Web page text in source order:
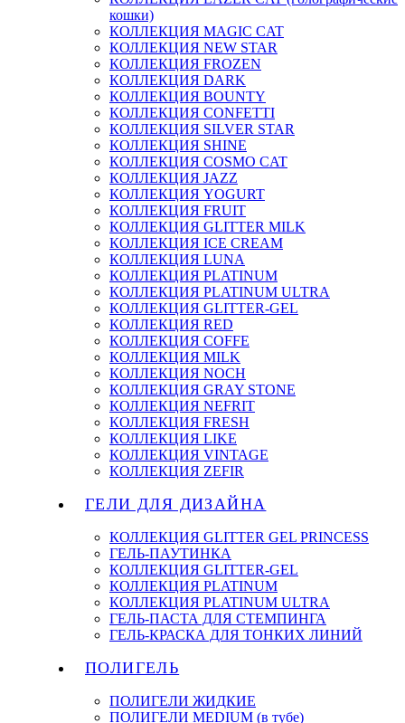
кошки)
КОЛЛЕКЦИЯ MAGIC CAT
КОЛЛЕКЦИЯ NEW STAR
КОЛЛЕКЦИЯ FROZEN
КОЛЛЕКЦИЯ DARK
КОЛЛЕКЦИЯ BOUNTY
КОЛЛЕКЦИЯ CONFETTI
КОЛЛЕКЦИЯ SILVER STAR
КОЛЛЕКЦИЯ SHINE
КОЛЛЕКЦИЯ COSMO CAT
КОЛЛЕКЦИЯ JAZZ
КОЛЛЕКЦИЯ YOGURT
КОЛЛЕКЦИЯ FRUIT
КОЛЛЕКЦИЯ GLITTER MILK
КОЛЛЕКЦИЯ ICE CREAM
КОЛЛЕКЦИЯ LUNA
КОЛЛЕКЦИЯ PLATINUM
КОЛЛЕКЦИЯ PLATINUM ULTRA
КОЛЛЕКЦИЯ GLITTER-GEL
КОЛЛЕКЦИЯ RED
КОЛЛЕКЦИЯ COFFE
КОЛЛЕКЦИЯ MILK
КОЛЛЕКЦИЯ NOCH
КОЛЛЕКЦИЯ GRAY STONE
КОЛЛЕКЦИЯ NEFRIT
КОЛЛЕКЦИЯ FRESH
КОЛЛЕКЦИЯ LIKE
КОЛЛЕКЦИЯ VINTAGE
КОЛЛЕКЦИЯ ZEFIR
ГЕЛИ ДЛЯ ДИЗАЙНА
КОЛЛЕКЦИЯ GLITTER GEL PRINCESS
ГЕЛЬ-ПАУТИНКА
КОЛЛЕКЦИЯ GLITTER-GEL
КОЛЛЕКЦИЯ PLATINUM
КОЛЛЕКЦИЯ PLATINUM ULTRA
ГЕЛЬ-ПАСТА ДЛЯ СТЕМПИНГА
ГЕЛЬ-КРАСКА ДЛЯ ТОНКИХ ЛИНИЙ
ПОЛИГЕЛЬ
ПОЛИГЕЛИ ЖИДКИЕ
ПОЛИГЕЛИ MEDIUM (в тубе)